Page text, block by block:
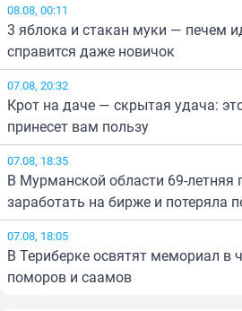
08.08, 00:11
3 яблока и стакан муки — печем
справится даже новичок
07.08, 20:32
Крот на даче — скрытая удача:
принесет вам пользу
07.08, 18:35
В Мурманской области 69-летняя
заработать на бирже и потеряла
07.08, 18:05
В Териберке освятят мемориал в
поморов и саамов